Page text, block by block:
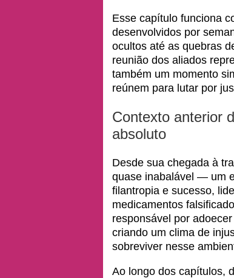
Esse capítulo funciona
desenvolvidos por
ocultos até as quebras
reunião dos aliados
também um momento
reúnem para lutar por
Contexto anterior
absoluto
Desde sua chegada à
quase inabalável — um
filantropia e sucesso,
medicamentos
responsável por
criando um clima de
sobreviver nesse
Ao longo dos capítulos,